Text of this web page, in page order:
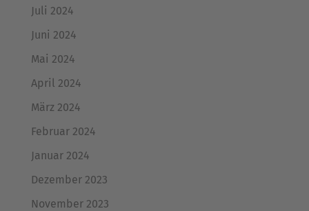
Juli 2024
Juni 2024
Mai 2024
April 2024
März 2024
Februar 2024
Januar 2024
Dezember 2023
November 2023